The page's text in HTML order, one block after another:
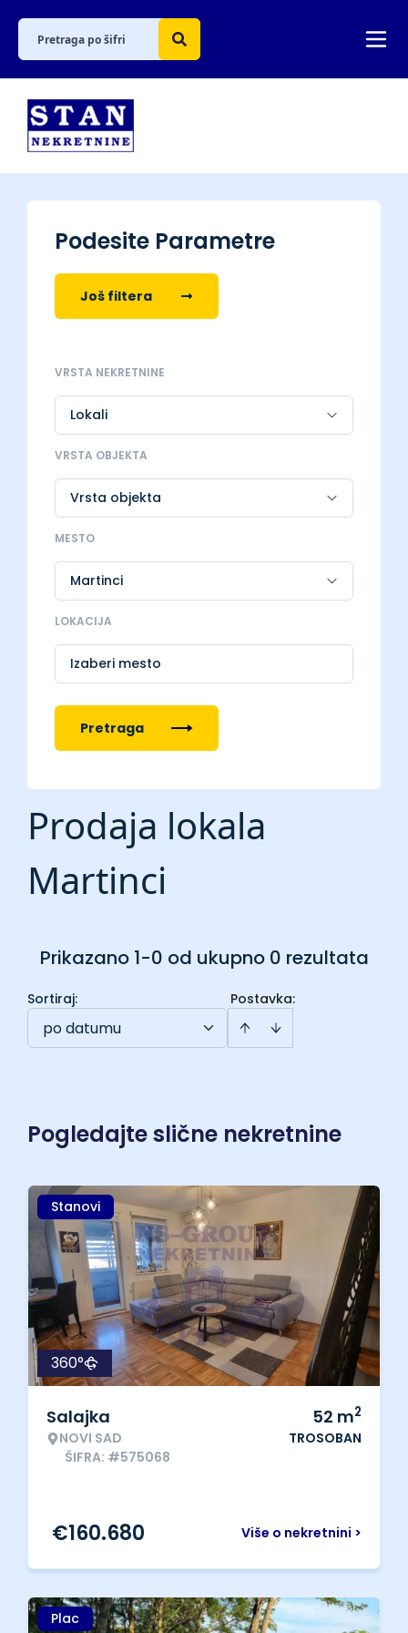
Podesite Parametre
Još filtera
VRSTA NEKRETNINE
VRSTA OBJEKTA
MESTO
LOKACIJA
Izaberi mesto
Pretraga
Prodaja lokala
Martinci
Prikazano 1-0 od ukupno 0 rezultata
Postavka:
Sortiraj:
po datumu
Pogledajte slične nekretnine
Stanovi
360°
Salajka
NOVI SAD
ŠIFRA: #575068
52 m2
TROSOBAN
Više o nekretnini >
€160.680
Plac